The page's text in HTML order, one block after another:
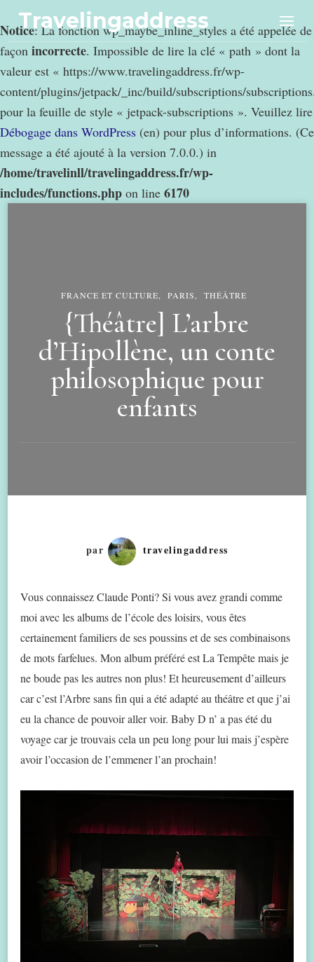
Notice: La fonction wp_maybe_inline_styles a été appelée de
façon incorrecte. Impossible de lire la clé « path » dont la
valeur est « https://www.travelingaddress.fr/wp-
content/plugins/jetpack/_inc/build/subscriptions/
pour la feuille de style « jetpack-subscriptions ». Veuillez lire
Débogage dans WordPress (en) pour plus d’informations. (Ce
message a été ajouté à la version 7.0.0.) in
/home/travelinll/travelingaddress.fr/wp-
includes/functions.php on line 6170
Travelingaddress
FRANCE ET CULTURE PARIS THÉÂTRE
{Théâtre] L’arbre
d’Hipollène, un conte
philosophique pour
enfants
par travelingaddress
Vous connaissez Claude Ponti? Si vous avez grandi comme
moi avec les albums de l’école des loisirs, vous êtes
certainement familiers de ses poussins et de ses combinaisons
de mots farfelues. Mon album préféré est La Tempête mais je
ne boude pas les autres non plus! Et heureusement d’ailleurs
car c’est l’Arbre sans fin qui a été adapté au théâtre et que j’ai
eu la chance de pouvoir aller voir. Baby D n’ a pas été du
voyage car je trouvais cela un peu long pour lui mais j’espère
avoir l’occasion de l’emmener l’an prochain!